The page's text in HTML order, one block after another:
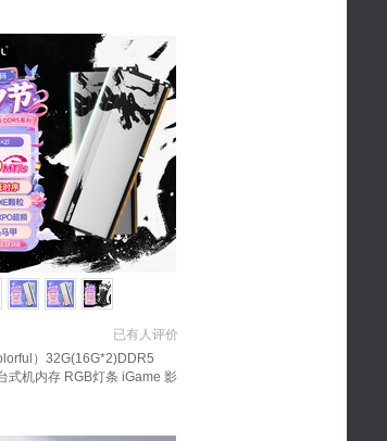
已有人评价
）32G(16G*2)DDR5
式机内存 RGB灯条 iGame 影